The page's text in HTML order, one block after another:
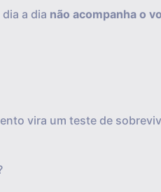
a dia não acompanha o
vira um teste de